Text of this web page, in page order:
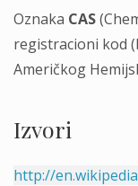
Oznaka CAS
registracioni kod
Američkog
Izvori
http://